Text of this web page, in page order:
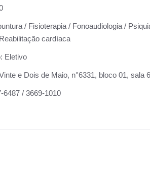
/ Fisioterapia / Fonoaudiologia /
cardíaca
Eletivo
e Dois de Maio, n°6331, bloco 01,
6487 / 3669-1010